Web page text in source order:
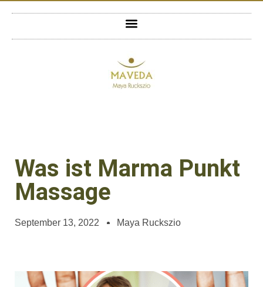
Was ist Marma Punkt
Massage
September 13, 2022 Maya Ruckszio